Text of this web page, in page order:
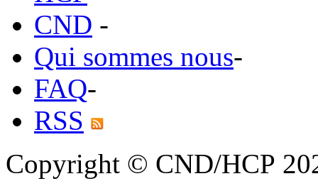
CND -
Qui sommes nous-
FAQ-
RSS
Copyright © CND/HCP